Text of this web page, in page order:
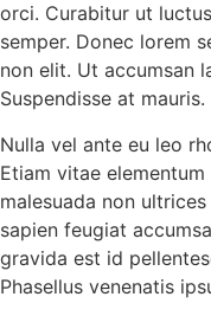
orci. Curabitur ut
semper. Donec lorem
non elit. Ut accumsan
Suspendisse at mauris.
Nulla vel ante eu leo
Etiam vitae
malesuada non
sapien feugiat
gravida est id
Phasellus venenatis